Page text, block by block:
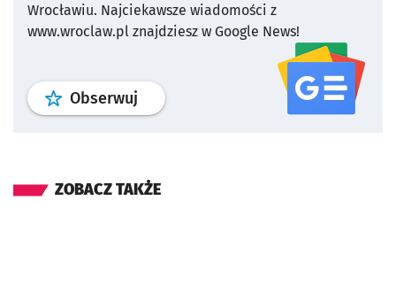
Wrocławiu. Najciekawsze wiadomości z
www.wroclaw.pl znajdziesz w Google News!
Obserwuj profil serwisu
ZOBACZ TAKŻE